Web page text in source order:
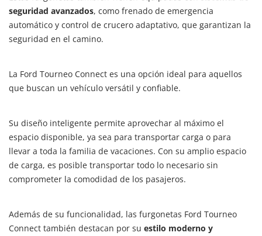
seguridad avanzados, como frenado de emergencia
automático y control de crucero adaptativo, que garantizan la
seguridad en el camino.
La Ford Tourneo Connect es una opción ideal para aquellos
que buscan un vehículo versátil y confiable.
Su diseño inteligente permite aprovechar al máximo el
espacio disponible, ya sea para transportar carga o para
llevar a toda la familia de vacaciones. Con su amplio espacio
de carga, es posible transportar todo lo necesario sin
comprometer la comodidad de los pasajeros.
Además de su funcionalidad, las furgonetas Ford Tourneo
Connect también destacan por su estilo moderno y